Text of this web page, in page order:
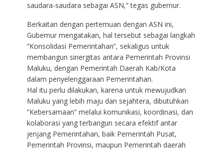
saudara-saudara sebagai ASN,” tegas gubernur.
Berkaitan dengan pertemuan dengan ASN ini,
Gubernur mengatakan, hal tersebut sebagai langkah
”Konsolidasi Pemerintahan”, sekaligus untuk
membangun sinergitas antara Pemerintah Provinsi
Maluku, dengan Pemerintah Daerah Kab/Kota
dalam penyelenggaraan Pemerintahan.
Hal itu perlu dilakukan, karena untuk mewujudkan
Maluku yang lebih maju dan sejahtera, dibutuhkan
”Kebersamaan” melalui komunikasi, koordinasi, dan
kolaborasi yang terbangun secara efektif antar
jenjang Pemerintahan, baik Pemerintah Pusat,
Pemerintah Provinsi, maupun Pemerintah daerah